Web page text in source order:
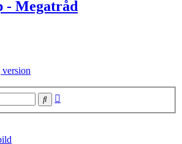
Megatråd
Sök